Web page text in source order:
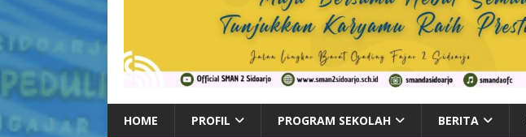
HOME PROFIL PROGRAM SEKOLAH BERITA